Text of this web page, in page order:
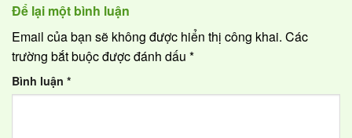
Để lại một bình luận
Email của bạn sẽ không được hiển thị công khai. Các
trường bắt buộc được đánh dấu *
Bình luận *